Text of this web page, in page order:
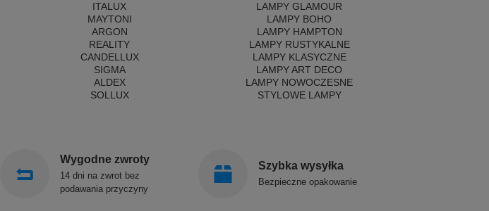
ITALUX
MAYTONI
ARGON
REALITY
CANDELLUX
SIGMA
ALDEX
SOLLUX
LAMPY GLAMOUR
LAMPY BOHO
LAMPY HAMPTON
LAMPY RUSTYKALNE
LAMPY KLASYCZNE
LAMPY ART DECO
LAMPY NOWOCZESNE
STYLOWE LAMPY
Wygodne zwroty
14 dni na zwrot bez
podawania przyczyny
Szybka wysyłka
Bezpieczne opakowanie